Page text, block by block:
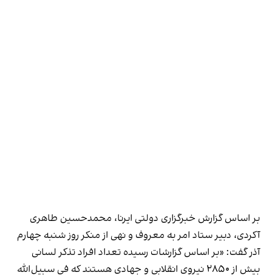
بر اساس گزارش خبرگزاری دولتی ایرنا، محمدحسین طاهری
آکردی، دبیر ستاد امر به معروف و نهی از منکرروز شنبه چهارم
آذر گفت: «بر اساس گزارشات رسیده تعداد افراد تذکر لسانی
بیش از ۲۸۵۰ نیروی انقلابی و جهادی هستند که فی سبیل‌الله